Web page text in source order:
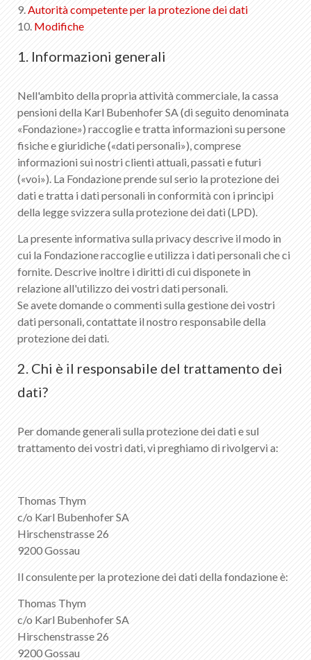
9.Autorità competente per la protezione dei dati
10. Modifiche
1. Informazioni generali
Nell'ambito della propria attività commerciale, la cassa
pensioni della Karl Bubenhofer SA (di seguito denominata
«Fondazione») raccoglie e tratta informazioni su persone
fisiche e giuridiche («dati personali»), comprese
informazioni sui nostri clienti attuali, passati e futuri
(«voi»). La Fondazione prende sul serio la protezione dei
dati e tratta i dati personali in conformità con i principi
della legge svizzera sulla protezione dei dati (LPD).
La presente informativa sulla privacy descrive il modo in
cui la Fondazione raccoglie e utilizza i dati personali che ci
fornite. Descrive inoltre i diritti di cui disponete in
relazione all'utilizzo dei vostri dati personali.
Se avete domande o commenti sulla gestione dei vostri
dati personali, contattate il nostro responsabile della
protezione dei dati.
2. Chi è il responsabile del trattamento dei
dati?
Per domande generali sulla protezione dei dati e sul
trattamento dei vostri dati, vi preghiamo di rivolgervi a:
Thomas Thym
c/o Karl Bubenhofer SA
Hirschenstrasse 26
9200 Gossau
Il consulente per la protezione dei dati della fondazione è:
Thomas Thym
c/o Karl Bubenhofer SA
Hirschenstrasse 26
9200 Gossau